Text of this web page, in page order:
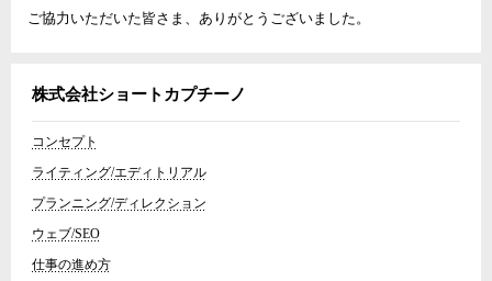
ご協力いただいた皆さま、ありがとうございました。
株式会社ショートカプチーノ
コンセプト
ライティング/エディトリアル
プランニング/ディレクション
ウェブ/SEO
仕事の進め方